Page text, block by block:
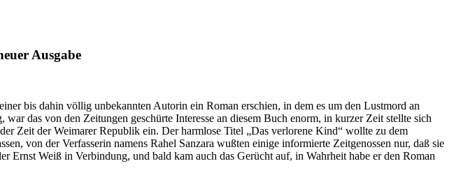
Ausgabe
bis dahin völlig unbekannten Autorin ein Roman erschien, in dem es um den Lustmord an
das von den Zeitungen geschürte Interesse an diesem Buch enorm, in kurzer Zeit stellte sich
Zeit der Weimarer Republik ein. Der harmlose Titel „Das verlorene Kind“ wollte zu dem
von der Verfasserin namens Rahel Sanzara wußten einige informierte Zeitgenossen nur, daß sie
Ernst Weiß in Verbindung, und bald kam auch das Gerücht auf, in Wahrheit habe er den Roman